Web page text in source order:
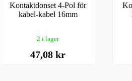
Kontaktdonset 4-Pol för
kabel-kabel 16mm
2 i lager
47,08 kr